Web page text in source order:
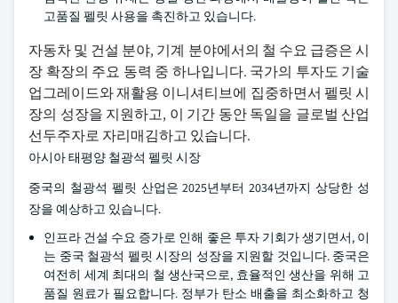
고품질 펠릿 사용을 촉진하고 있습니다.
자동차 및 건설 분야, 기계 분야에서의 철 수요 급증은 시
장 확장의 주요 동력 중 하나입니다. 국가의 투자도 기술
업그레이드와 재활용 이니셔티브에 집중하면서 펠릿 시
장의 성장을 지원하고, 이 기간 동안 독일을 글로벌 산업
선두주자로 자리매김하고 있습니다.
아시아 태평양 철광석 펠릿 시장
중국의 철광석 펠릿 산업은 2025년부터 2034년까지 상당한 성
장을 예상하고 있습니다.
인프라 건설 수요 증가로 인해 좋은 투자 기회가 생기면서, 이
는 중국 철광석 펠릿 시장의 성장을 지원할 것입니다. 중국은
여전히 세계 최대의 철 생산국으로, 효율적인 생산을 위해 고
품질 원료가 필요합니다. 정부가 탄소 배출을 최소화하고 청